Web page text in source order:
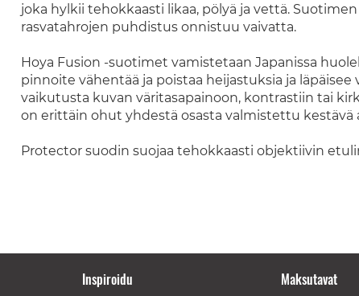
joka hylkii tehokkaasti likaa, pölyä ja vettä.
rasvatahrojen puhdistus onnistuu vaivatta.
Hoya Fusion -suotimet vamistetaan Japanissa
pinnoite vähentää ja poistaa heijastuksia ja
vaikutusta kuvan väritasapainoon, kontrastiin tai
on erittäin ohut yhdestä osasta valmistettu kestävä
Protector suodin suojaa tehokkaasti objektiivin
Inspiroidu Maksutavat